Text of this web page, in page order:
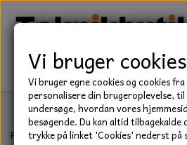
TEKNIK
Forside Have/Park Tændrør
Vi bruger cookies
Vi bruger egne cookies og cookies
personalisere din brugeroplevelse,
undersøge, hvordan vores
besøgende. Du kan altid tilbagekalde
trykke på linket 'Cookies' nederst på